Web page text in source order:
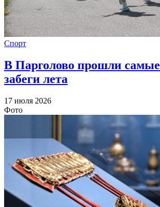
Спорт
В Парголово прошли
забеги лета
17 июля 2026
Фото